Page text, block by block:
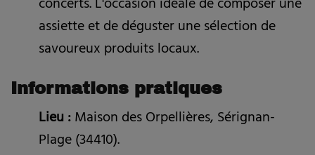
assiette et de déguster une sélection de
savoureux produits locaux.
Informations pratiques
Lieu :Maison des Orpellières, Sérignan-
Plage (34410).